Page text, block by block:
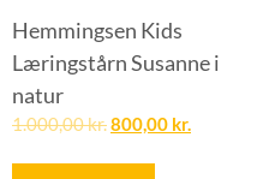
Hemmingsen Kids
Læringstårn Susanne i
natur
1.000,00kr.800,00 kr.